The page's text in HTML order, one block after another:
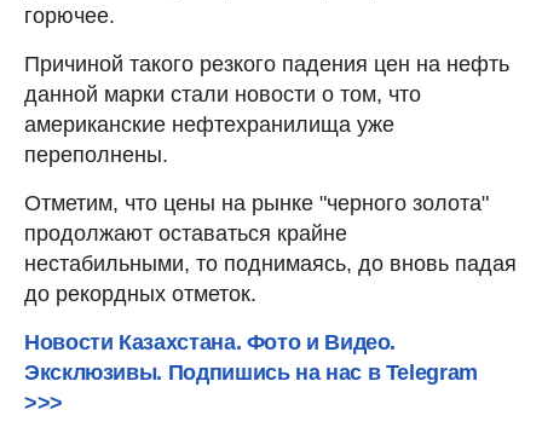
горючее.
Причиной такого резкого падения цен на нефть
данной марки стали новости о том, что
американские нефтехранилища уже
переполнены.
Отметим, что цены на рынке "черного золота"
продолжают оставаться крайне
нестабильными, то поднимаясь, до вновь падая
до рекордных отметок.
Новости Казахстана. Фото и Видео.
Эксклюзивы. Подпишись на нас в Telegram
>>>